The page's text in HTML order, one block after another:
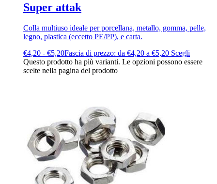
Super attak
Colla multiuso ideale per porcellana, metallo, gomma, pelle,
legno, plastica (eccetto PE/PP), e carta.
€4,20 - €5,20Fascia di prezzo: da €4,20 a €5,20 Scegli
Questo prodotto ha più varianti. Le opzioni possono essere
scelte nella pagina del prodotto